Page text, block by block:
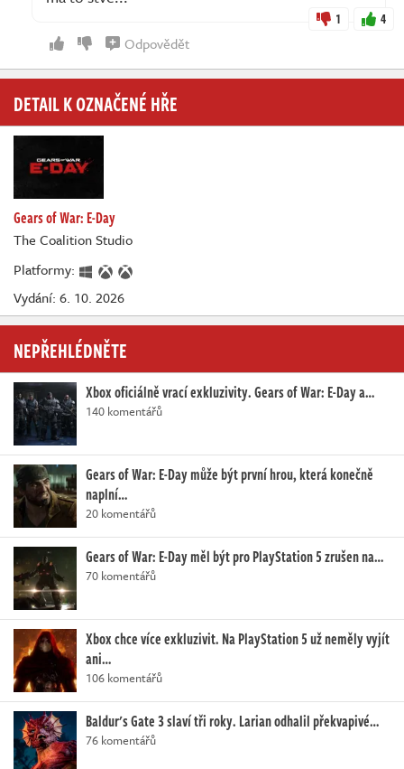
1 4
Odpovědět
DETAIL K OZNAČENÉ HŘE
Gears of War: E-Day
The Coalition Studio
Platformy:
Vydání: 6. 10. 2026
NEPŘEHLÉDNĚTE
Xbox oficiálně vrací exkluzivity. Gears of War: E-Day a…
140 komentářů
Gears of War: E-Day může být první hrou, která konečně
naplní…
20 komentářů
Gears of War: E-Day měl být pro PlayStation 5 zrušen na…
70 komentářů
Xbox chce více exkluzivit. Na PlayStation 5 už neměly vyjít
ani…
106 komentářů
Baldur's Gate 3 slaví tři roky. Larian odhalil překvapivé…
76 komentářů